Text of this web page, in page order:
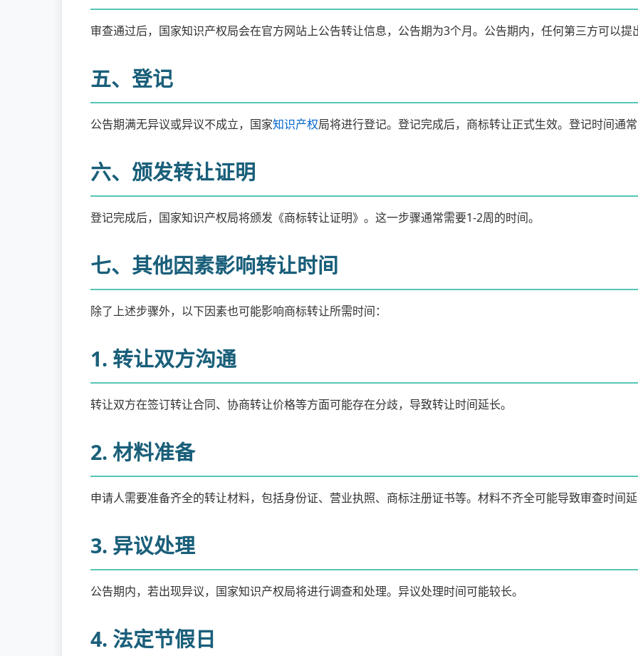
审查通过后，国家知识产权局会在官方网站上公告转让信息，公告期为3个月。公告期内，任何第三方可以提
五、登记
公告期满无异议或异议不成立，国家知识产权局将进行登记。登记完成后，商标转让正式生效。登记时间通
六、颁发转让证明
登记完成后，国家知识产权局将颁发《商标转让证明》。这一步骤通常需要1-2周的时间。
七、其他因素影响转让时间
除了上述步骤外，以下因素也可能影响商标转让所需时间：
1. 转让双方沟通
转让双方在签订转让合同、协商转让价格等方面可能存在分歧，导致转让时间延长。
2. 材料准备
申请人需要准备齐全的转让材料，包括身份证、营业执照、商标注册证书等。材料不齐全可能导致审查时间
3. 异议处理
公告期内，若出现异议，国家知识产权局将进行调查和处理。异议处理时间可能较长。
4. 法定节假日